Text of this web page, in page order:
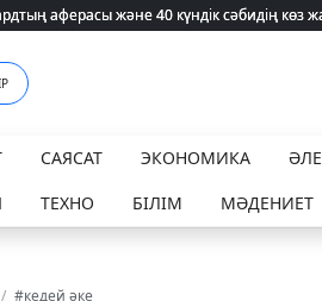
аферасы және 40 күндік сәбидің
аферасы және 40 күндік сәбидің
САЯСАТ ЭКОНОМИКА
ТЕХНО БІЛІМ МӘДЕНИЕТ
/ #кедей әке